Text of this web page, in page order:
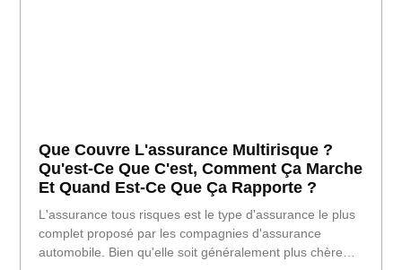
Que Couvre L'assurance Multirisque ?
Qu'est-Ce Que C'est, Comment Ça Marche
Et Quand Est-Ce Que Ça Rapporte ?
L'assurance tous risques est le type d'assurance le plus
complet proposé par les compagnies d'assurance
automobile. Bien qu'elle soit généralement plus chère